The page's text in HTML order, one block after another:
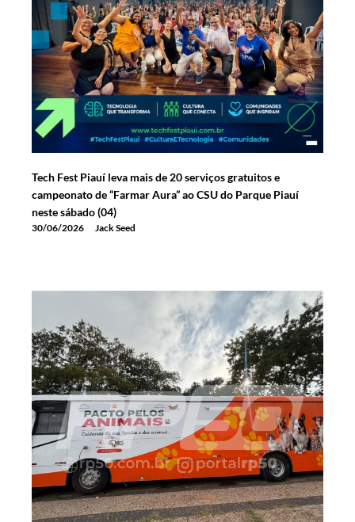
Tech Fest Piauí leva mais de 20 serviços gratuitos e
campeonato de “Farmar Aura” ao CSU do Parque Piauí
neste sábado (04)
30/06/2026 Jack Seed